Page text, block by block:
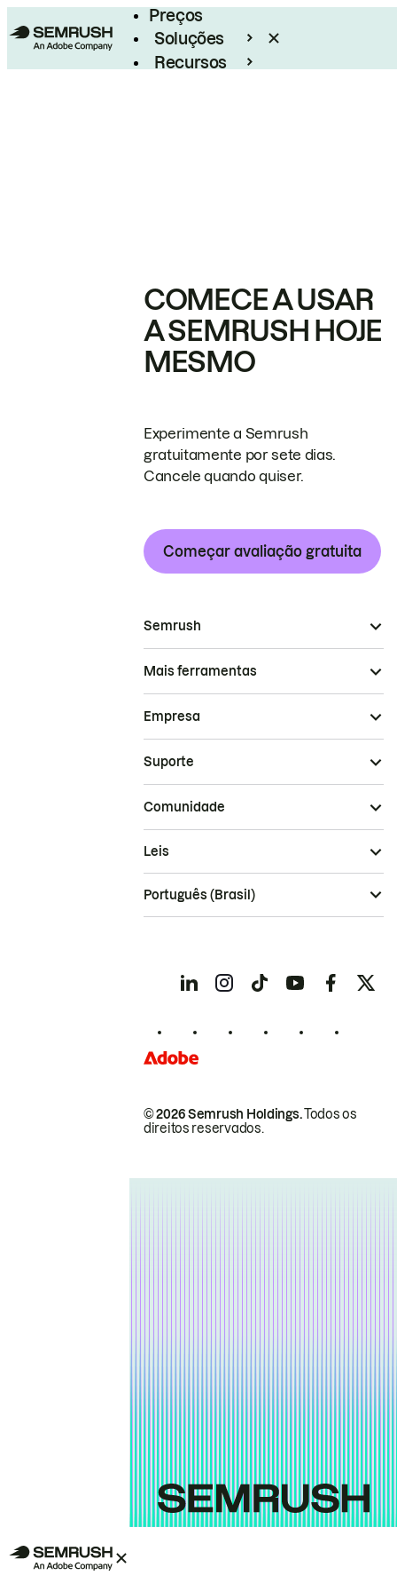
Preços
Soluções
Recursos
COMECE A USAR
A SEMRUSH HOJE
MESMO
Experimente a Semrush
gratuitamente por sete dias.
Cancele quando quiser.
Começar avaliação gratuita
Semrush
Mais ferramentas
Empresa
Suporte
Comunidade
© 2026 Semrush Holdings.Todos os
direitos reservados.
Leis
Português (Brasil)